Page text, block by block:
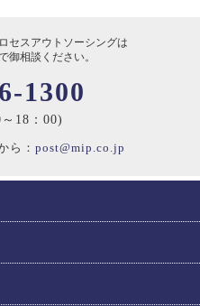
セスアウトソーシングは
御相談ください。
1300
18：00)
ら： post@mip.co.jp